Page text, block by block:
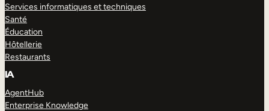
Services informatiques et techniques
Santé
Éducation
Hôtellerie
Restaurants
IA
AgentHub
Enterprise Knowledge